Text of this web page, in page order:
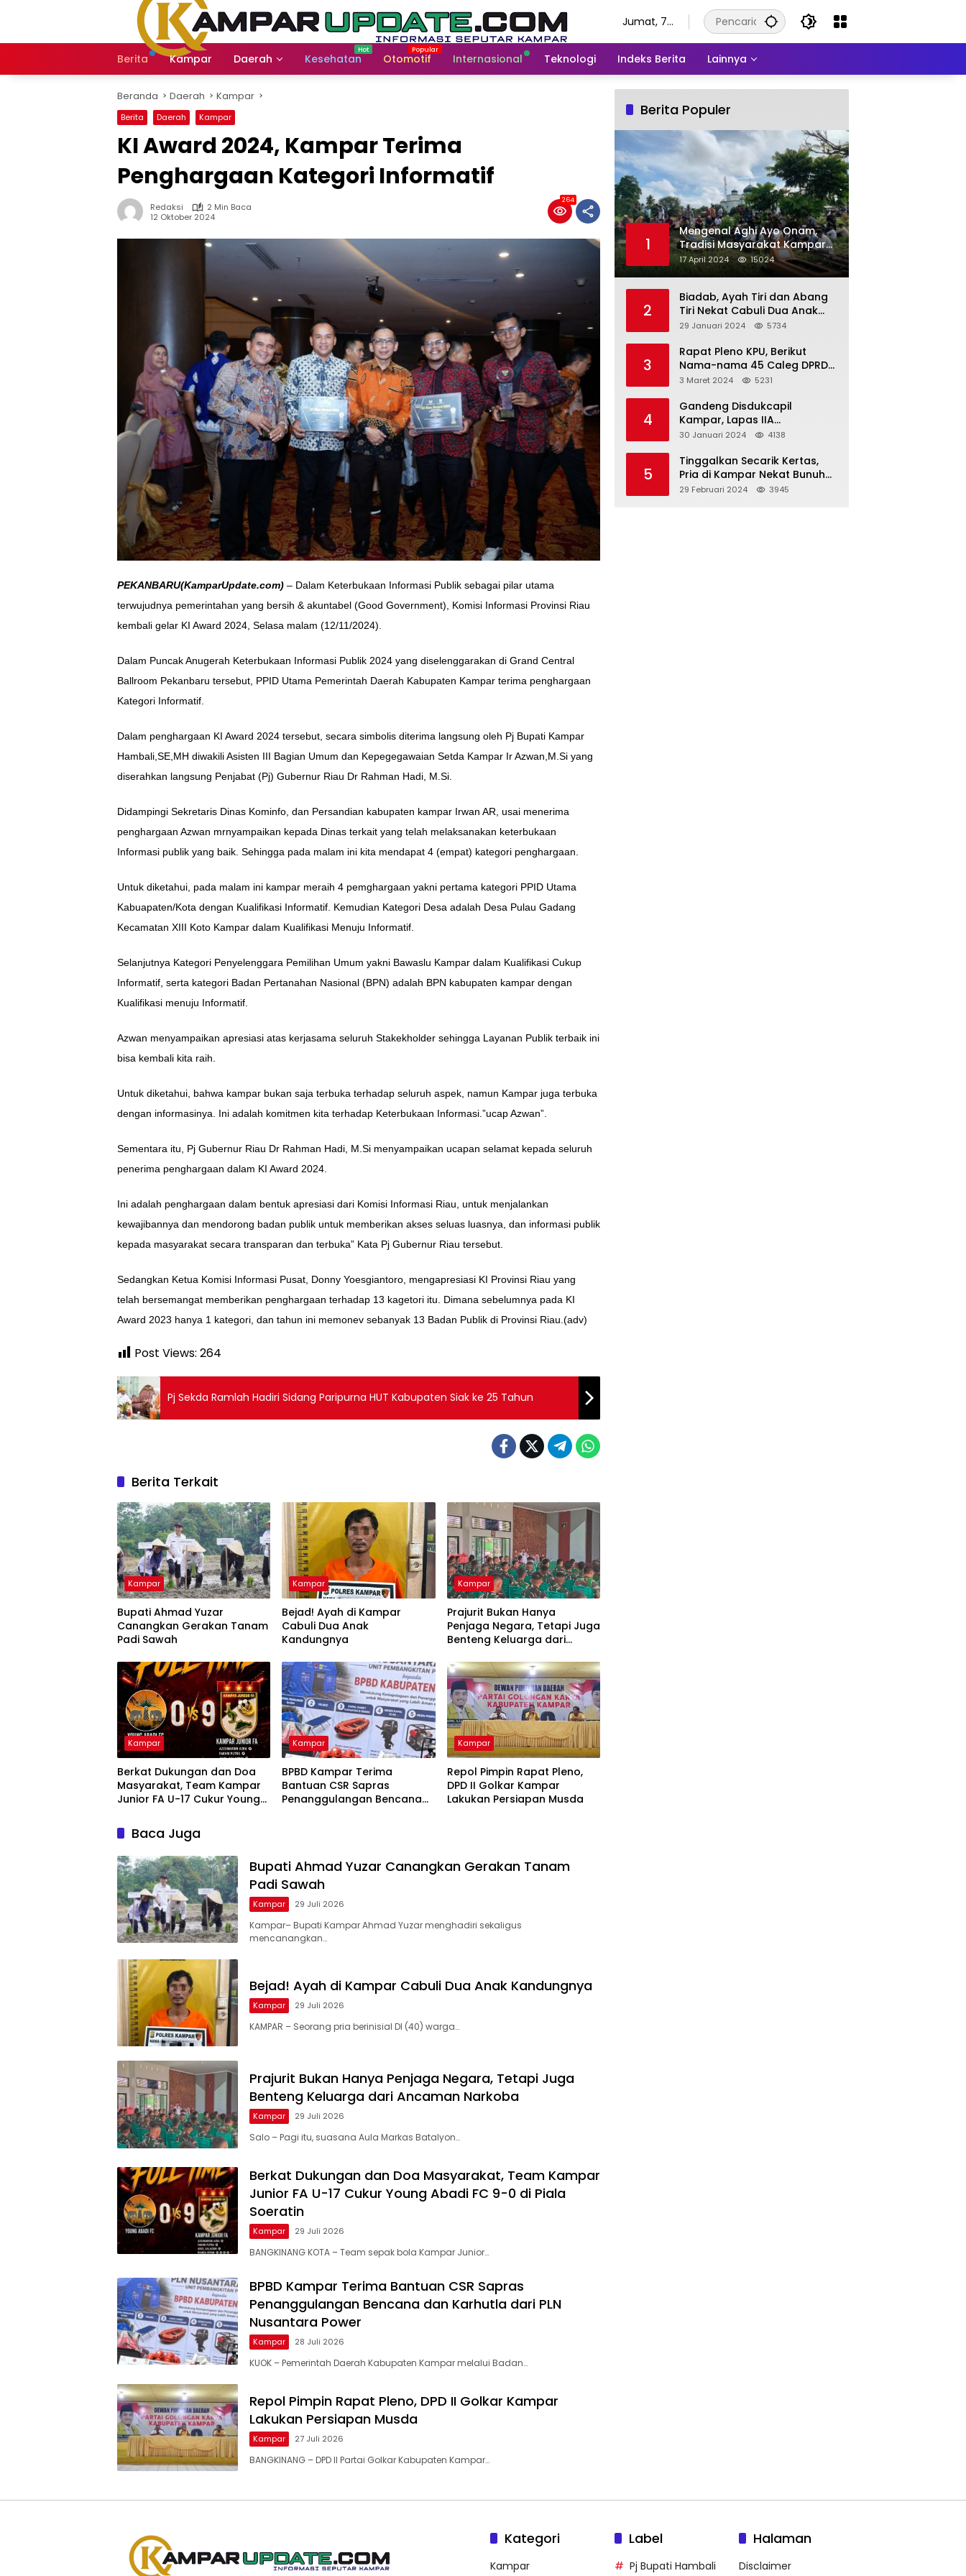
Jumat, 7
2026
Berita Kampar Daerah Kesehatan Otomotif Internasional Teknologi Indeks Berita Lainnya
Beranda Daerah Kampar
Berita Daerah Kampar
KI Award 2024, Kampar Terima
Penghargaan Kategori Informatif
Redaksi
2 Min Baca
12 Oktober 2024
264
PEKANBARU(KamparUpdate.com) – Dalam Keterbukaan Informasi Publik sebagai pilar utama
terwujudnya pemerintahan yang bersih & akuntabel (Good Government), Komisi Informasi Provinsi Riau
kembali gelar KI Award 2024, Selasa malam (12/11/2024).
Dalam Puncak Anugerah Keterbukaan Informasi Publik 2024 yang diselenggarakan di Grand Central
Ballroom Pekanbaru tersebut, PPID Utama Pemerintah Daerah Kabupaten Kampar terima penghargaan
Kategori Informatif.
Dalam penghargaan KI Award 2024 tersebut, secara simbolis diterima langsung oleh Pj Bupati Kampar
Hambali,SE,MH diwakili Asisten III Bagian Umum dan Kepegegawaian Setda Kampar Ir Azwan,M.Si yang
diserahkan langsung Penjabat (Pj) Gubernur Riau Dr Rahman Hadi, M.Si.
Didampingi Sekretaris Dinas Kominfo, dan Persandian kabupaten kampar Irwan AR, usai menerima
penghargaan Azwan mrnyampaikan kepada Dinas terkait yang telah melaksanakan keterbukaan
Informasi publik yang baik. Sehingga pada malam ini kita mendapat 4 (empat) kategori penghargaan.
Untuk diketahui, pada malam ini kampar meraih 4 pemghargaan yakni pertama kategori PPID Utama
Kabuapaten/Kota dengan Kualifikasi Informatif. Kemudian Kategori Desa adalah Desa Pulau Gadang
Kecamatan XIII Koto Kampar dalam Kualifikasi Menuju Informatif.
Selanjutnya Kategori Penyelenggara Pemilihan Umum yakni Bawaslu Kampar dalam Kualifikasi Cukup
Informatif, serta kategori Badan Pertanahan Nasional (BPN) adalah BPN kabupaten kampar dengan
Kualifikasi menuju Informatif.
Azwan menyampaikan apresiasi atas kerjasama seluruh Stakekholder sehingga Layanan Publik terbaik ini
bisa kembali kita raih.
Untuk diketahui, bahwa kampar bukan saja terbuka terhadap seluruh aspek, namun Kampar juga terbuka
dengan informasinya. Ini adalah komitmen kita terhadap Keterbukaan Informasi.”ucap Azwan”.
Sementara itu, Pj Gubernur Riau Dr Rahman Hadi, M.Si menyampaikan ucapan selamat kepada seluruh
penerima penghargaan dalam KI Award 2024.
Ini adalah penghargaan dalam bentuk apresiasi dari Komisi Informasi Riau, untuk menjalankan
kewajibannya dan mendorong badan publik untuk memberikan akses seluas luasnya, dan informasi publik
kepada masyarakat secara transparan dan terbuka” Kata Pj Gubernur Riau tersebut.
Sedangkan Ketua Komisi Informasi Pusat, Donny Yoesgiantoro, mengapresiasi KI Provinsi Riau yang
telah bersemangat memberikan penghargaan terhadap 13 kagetori itu. Dimana sebelumnya pada KI
Award 2023 hanya 1 kategori, dan tahun ini memonev sebanyak 13 Badan Publik di Provinsi Riau.(adv)
Post Views: 264
Pj Sekda Ramlah Hadiri Sidang Paripurna HUT Kabupaten Siak ke 25 Tahun
Berita Terkait
Kampar
Bupati Ahmad Yuzar
Canangkan Gerakan Tanam
Padi Sawah
Kampar
Bejad! Ayah di Kampar
Cabuli Dua Anak
Kandungnya
Kampar
Prajurit Bukan Hanya
Penjaga Negara, Tetapi Juga
Benteng Keluarga dari
Kampar
Berkat Dukungan dan Doa
Masyarakat, Team Kampar
Junior FA U-17 Cukur Young
Soeratin
Kampar
BPBD Kampar Terima
Bantuan CSR Sapras
Penanggulangan Bencana
Kampar
Repol Pimpin Rapat Pleno,
DPD II Golkar Kampar
Lakukan Persiapan Musda
Baca Juga
Bupati Ahmad Yuzar Canangkan Gerakan Tanam
Padi Sawah
Kampar 29 Juli 2026
Kampar– Bupati Kampar Ahmad Yuzar menghadiri sekaligus
mencanangkan…
Bejad! Ayah di Kampar Cabuli Dua Anak Kandungnya
Kampar 29 Juli 2026
KAMPAR – Seorang pria berinisial DI (40) warga…
Prajurit Bukan Hanya Penjaga Negara, Tetapi Juga
Benteng Keluarga dari Ancaman Narkoba
Kampar 29 Juli 2026
Salo – Pagi itu, suasana Aula Markas Batalyon…
Berkat Dukungan dan Doa Masyarakat, Team Kampar
Junior FA U-17 Cukur Young Abadi FC 9-0 di Piala
Soeratin
Kampar 29 Juli 2026
BANGKINANG KOTA – Team sepak bola Kampar Junior…
BPBD Kampar Terima Bantuan CSR Sapras
Penanggulangan Bencana dan Karhutla dari PLN
Nusantara Power
Kampar 28 Juli 2026
KUOK – Pemerintah Daerah Kabupaten Kampar melalui Badan…
Repol Pimpin Rapat Pleno, DPD II Golkar Kampar
Lakukan Persiapan Musda
Kampar 27 Juli 2026
BANGKINANG – DPD II Partai Golkar Kabupaten Kampar…
Berita Populer
1
Mengenal Aghi Ayo Onam,
Tradisi Masyarakat Kampar
Setelah Hari Raya Idul Fitri
17 April 2024 15024
2
Biadab, Ayah Tiri dan Abang
Tiri Nekat Cabuli Dua Anak
Dibawah Umur
29 Januari 2024 5734
3
Rapat Pleno KPU, Berikut
Nama-nama 45 Caleg DPRD
3 Maret 2024 5231
4
Gandeng Disdukcapil
Kampar, Lapas IIA
Bangkinang Lakukan
WBP
30 Januari 2024 4138
5
Tinggalkan Secarik Kertas,
Pria di Kampar Nekat Bunuh
Diri
29 Februari 2024 3945
Kategori
Kampar
Label
Pj Bupati Hambali
Halaman
Disclaimer